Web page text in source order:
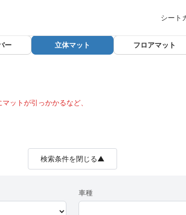
シート
ー 立体マット フロアマット
ットが引っかかるなど、
検索条件を閉じる▲
車種